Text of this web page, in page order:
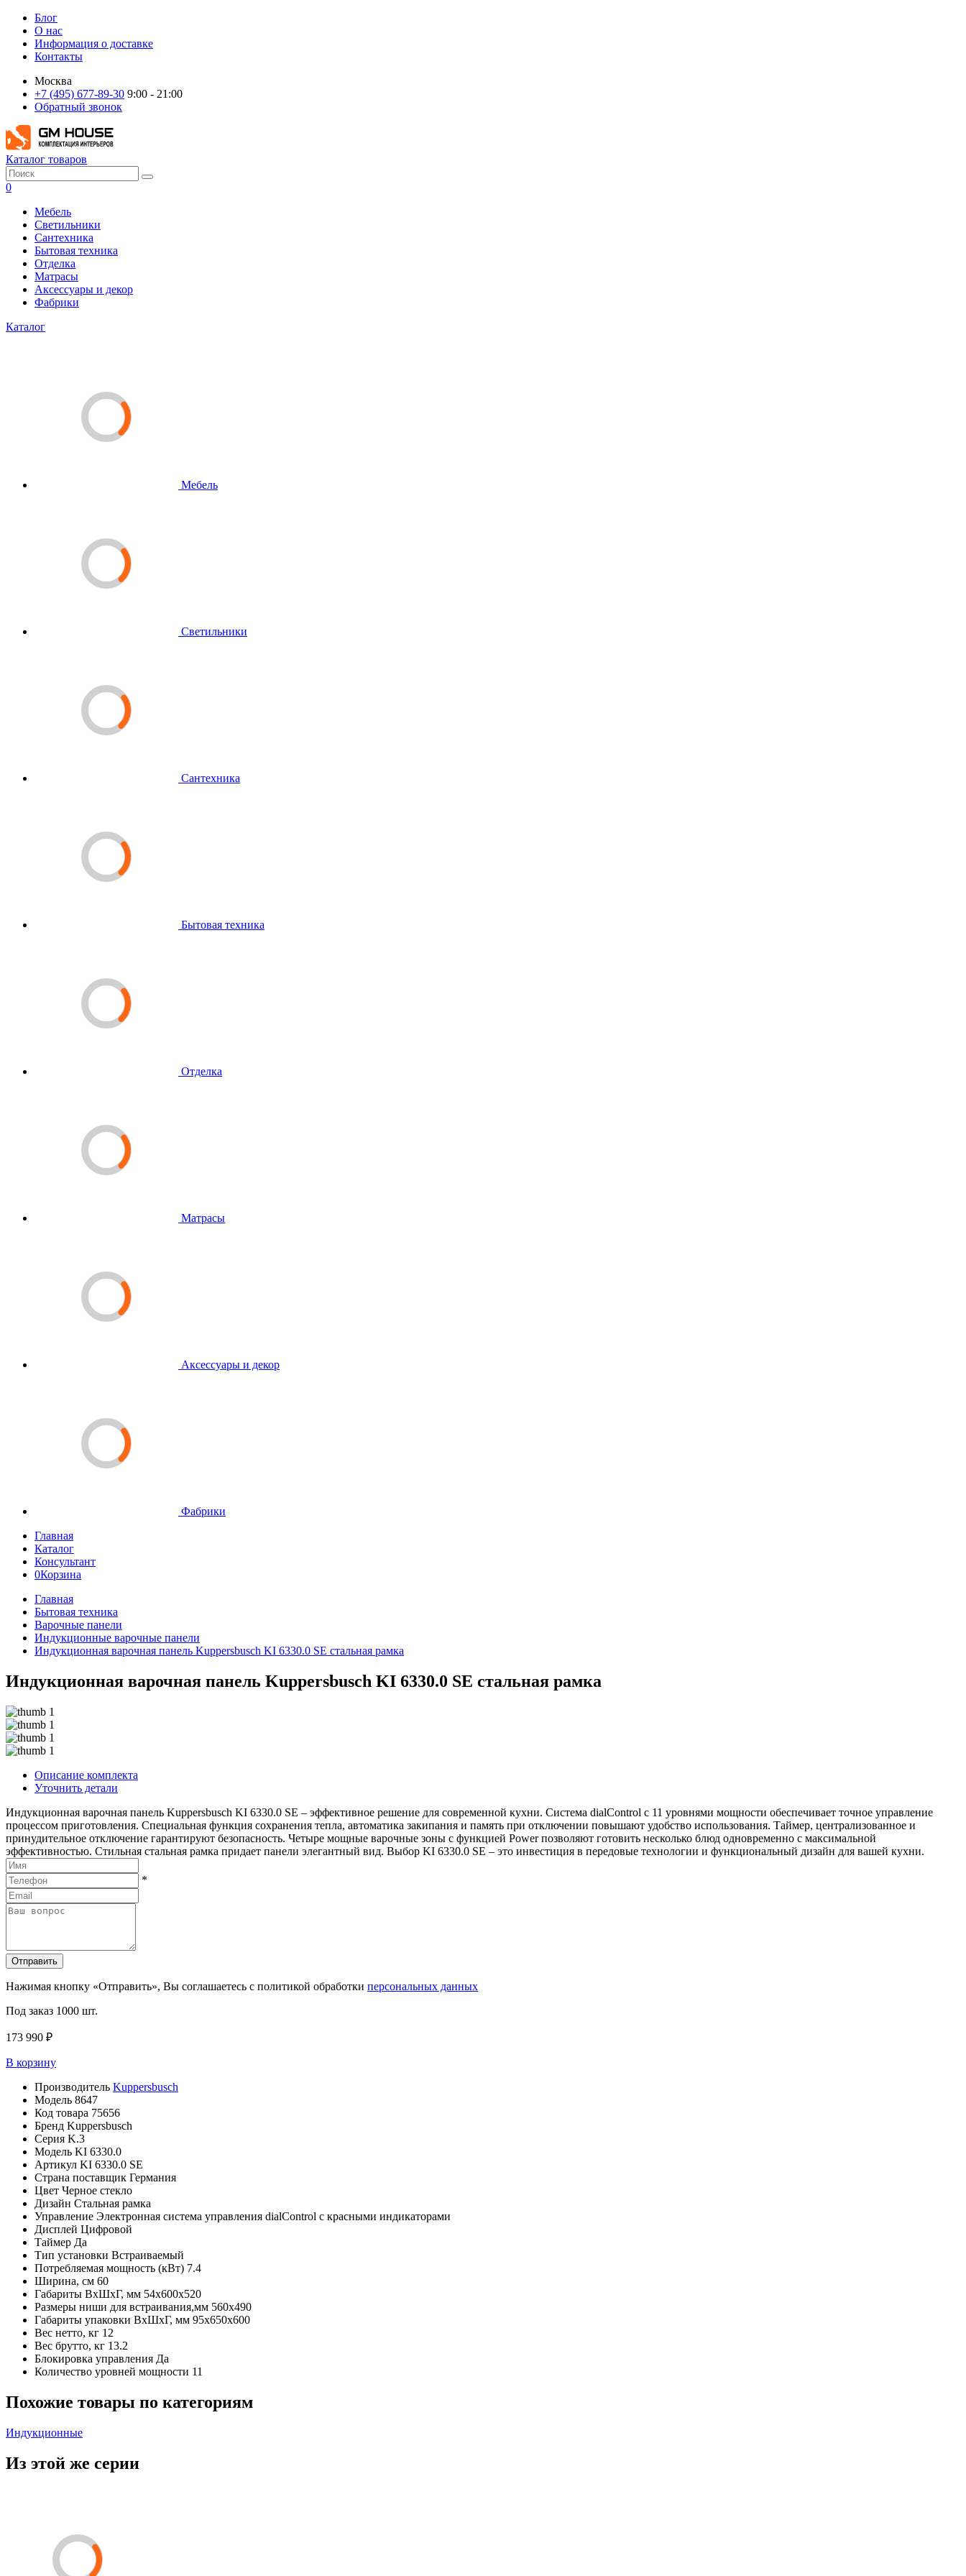
Блог
О нас
Информация о доставке
Контакты
Москва
+7 (495) 677-89-30 9:00 - 21:00
Обратный звонок
Каталог товаров
0
Мебель
Светильники
Сантехника
Бытовая техника
Отделка
Матрасы
Аксессуары и декор
Фабрики
Каталог
Мебель
Светильники
Сантехника
Бытовая техника
Отделка
Матрасы
Аксессуары и декор
Фабрики
Главная
Каталог
Консультант
0Корзина
Главная
Бытовая техника
Варочные панели
Индукционные варочные панели
Индукционная варочная панель Kuppersbusch KI 6330.0 SE стальная рамка
Индукционная варочная панель Kuppersbusch KI 6330.0 SE стальная рамка
Описание комплекта
Уточнить детали
Индукционная варочная панель Kuppersbusch KI 6330.0 SE – эффективное решение для современной кухни. Система dialControl с 11 уровнями мощности обеспечивает точное управление
процессом приготовления. Специальная функция сохранения тепла, автоматика закипания и память при отключении повышают удобство использования. Таймер, централизованное и
принудительное отключение гарантируют безопасность. Четыре мощные варочные зоны с функцией Power позволяют готовить несколько блюд одновременно с максимальной
эффективностью. Стильная стальная рамка придает панели элегантный вид. Выбор KI 6330.0 SE – это инвестиция в передовые технологии и функциональный дизайн для вашей кухни.
*
Отправить
Нажимая кнопку «Отправить», Вы соглашаетесь с политикой обработки персональных данных
Под заказ 1000 шт.
173 990 ₽
В корзину
Производитель Kuppersbusch
Модель 8647
Код товара 75656
Бренд Kuppersbusch
Серия K.3
Модель KI 6330.0
Артикул KI 6330.0 SE
Страна поставщик Германия
Цвет Черное стекло
Дизайн Стальная рамка
Управление Электронная система управления dialControl с красными индикаторами
Дисплей Цифровой
Таймер Да
Тип установки Встраиваемый
Потребляемая мощность (кВт) 7.4
Ширина, см 60
Габариты ВхШхГ, мм 54х600х520
Размеры ниши для встраивания,мм 560х490
Габариты упаковки ВхШхГ, мм 95х650х600
Вес нетто, кг 12
Вес брутто, кг 13.2
Блокировка управления Да
Количество уровней мощности 11
Похожие товары по категориям
Индукционные
Из этой же серии